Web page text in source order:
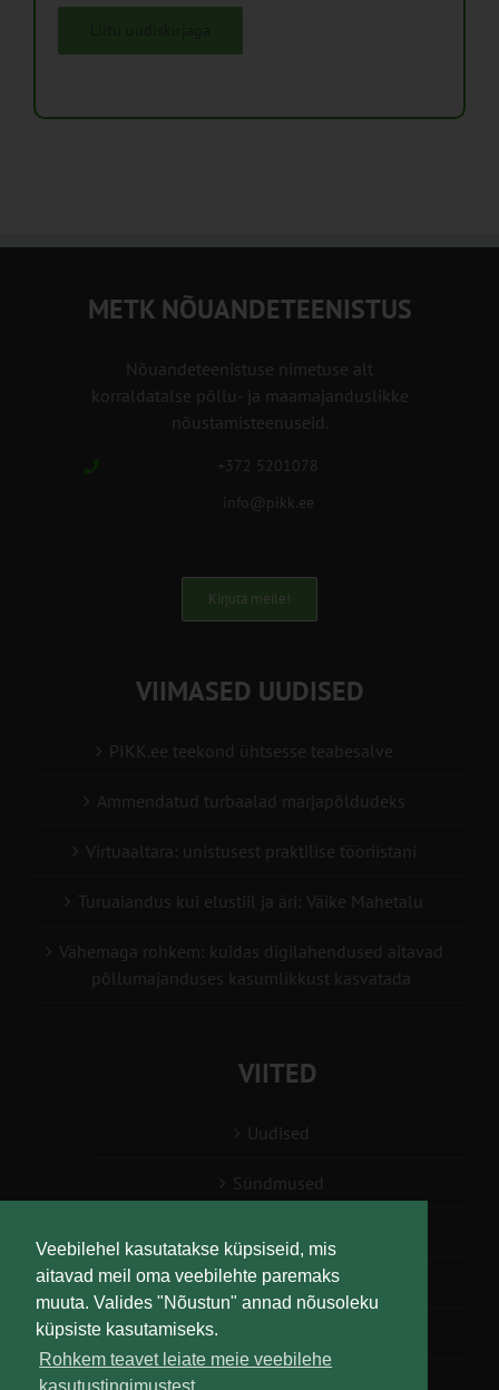
Veebilehel kasutatakse küpsiseid, mis
aitavad meil oma veebilehte paremaks
muuta. Valides "Nõustun" annad nõusoleku
küpsiste kasutamiseks.
Rohkem teavet leiate meie veebilehe
METK NÕUANDETEENISTUS
Nõuandeteenistuse nimetuse alt
korraldatalse põllu- ja maamajanduslikke
nõustamisteenuseid.
+372 5201078
info@pikk.ee
Kirjuta meile!
VIIMASED UUDISED
PIKK.ee teekond ühtsesse teabesalve
Ammendatud turbaalad marjapõldudeks
Virtuaaltara: unistusest praktilise tööriistani
Turuaiandus kui elustiil ja äri: Väike Mahetalu
Vähemaga rohkem: kuidas digilahendused aitavad
põllumajanduses kasumlikkust kasvatada
VIITED
Uudised
Sündmused
Teabesalv
Liitu uudiskirjaga